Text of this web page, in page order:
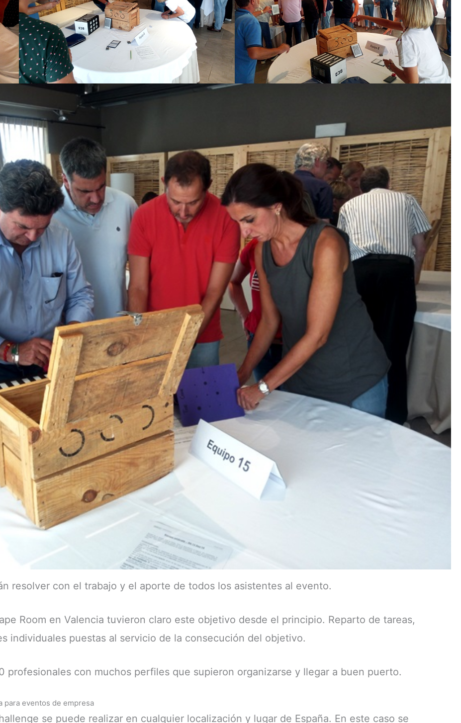
resolver con el trabajo y el aporte de todos los asistentes al evento.
Room en Valencia tuvieron claro este objetivo desde el principio. Reparto de tareas,
individuales puestas al servicio de la consecución del objetivo.
profesionales con muchos perfiles que supieron organizarse y llegar a buen puerto.
para eventos de empresa
se puede realizar en cualquier localización y lugar de España. En este caso se